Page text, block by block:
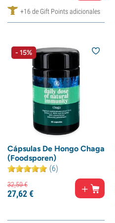
+16 de Gift Points adicionales
- 15%
Cápsulas De Hongo Chaga
(Foodsporen)
(6)
32,50€
27,62€